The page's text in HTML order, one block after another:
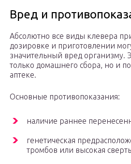
Вред и
Абсолютно все виды клевера
дозировке и приготовлении
значительный вред организму.
только домашнего сбора, но и
аптеке.
Основные противопоказания:
наличие раннее
генетическая
тромбов или высокая